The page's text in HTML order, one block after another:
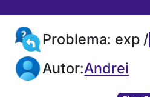
Problema: exp /
Autor:Andrei